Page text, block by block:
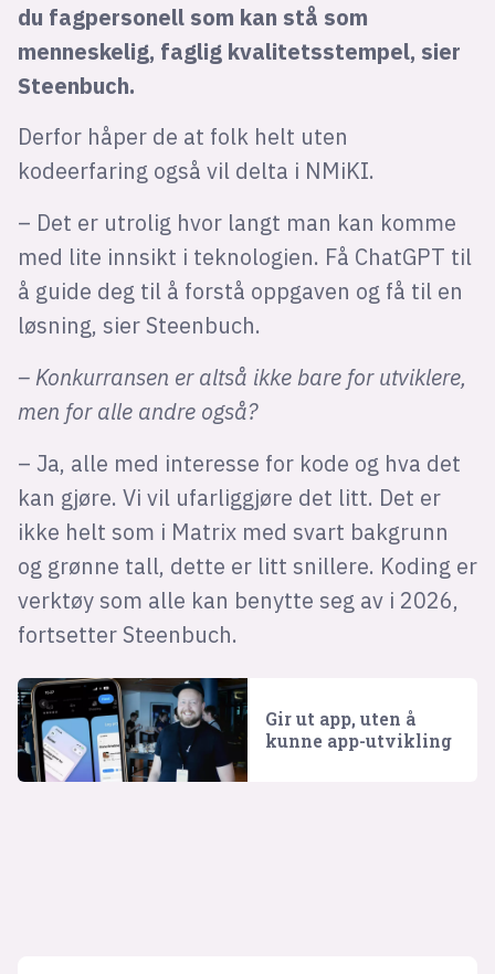
du fagpersonell som kan stå som
menneskelig, faglig kvalitetsstempel, sier
Steenbuch.
Derfor håper de at folk helt uten
kodeerfaring også vil delta i NMiKI.
– Det er utrolig hvor langt man kan komme
med lite innsikt i teknologien. Få ChatGPT til
å guide deg til å forstå oppgaven og få til en
løsning, sier Steenbuch.
– Konkurransen er altså ikke bare for utviklere,
men for alle andre også?
– Ja, alle med interesse for kode og hva det
kan gjøre. Vi vil ufarliggjøre det litt. Det er
ikke helt som i Matrix med svart bakgrunn
og grønne tall, dette er litt snillere. Koding er
verktøy som alle kan benytte seg av i 2026,
fortsetter Steenbuch.
Gir ut app, uten å
kunne app-utvikling